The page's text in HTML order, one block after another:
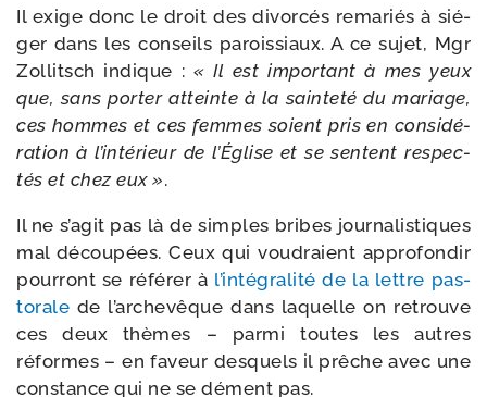
Il exige donc le droit des divor­cés rema­riés à sié­
ger dans les conseils parois­siaux. A ce sujet, Mgr
Zollitsch indique : « Il est impor­tant à mes yeux
que, sans por­ter atteinte à la sain­te­té du mariage,
ces hommes et ces femmes soient pris en consi­dé­
ra­tion à l’intérieur de l’Église et se sentent res­pec­
tés et chez eux ».
Il ne s’a­git pas là de simples bribes jour­na­lis­tiques
mal décou­pées. Ceux qui vou­draient appro­fon­dir
pour­ront se réfé­rer à l’in­té­gra­li­té de la lettre pas­
to­rale de l’ar­che­vêque dans laquelle on retrouve
ces deux thèmes – par­mi toutes les autres
réformes – en faveur des­quels il prêche avec une
constance qui ne se dément pas.